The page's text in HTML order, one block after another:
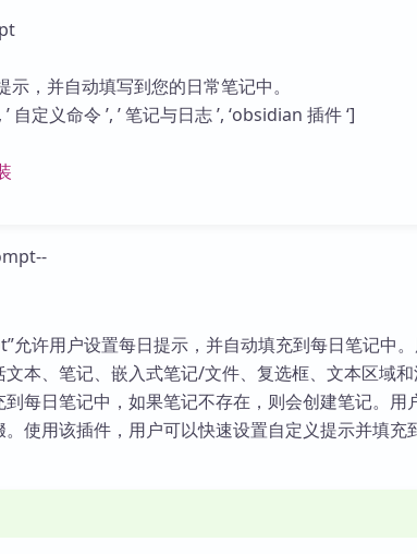
，并自动填写到您的日常笔记中。
自定义命令 ’, ’ 笔记与日志 ’, ‘obsidian 插件 ‘]
允许用户设置每日提示，并自动填充到每日笔记中
本、笔记、嵌入式笔记/文件、复选框、文本区域
每日笔记中，如果笔记不存在，则会创建笔记。用
使用该插件，用户可以快速设置自定义提示并填充